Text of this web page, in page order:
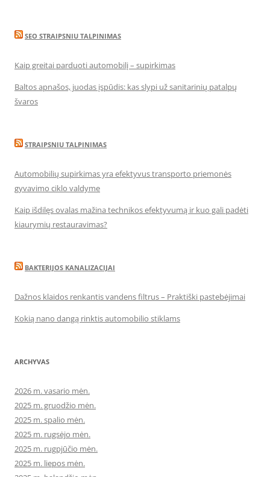
SEO STRAIPSNIU TALPINIMAS
Kaip greitai parduoti automobilį – supirkimas
Baltos apnašos, juodas įspūdis: kas slypi už sanitarinių patalpų
švaros
STRAIPSNIU TALPINIMAS
Automobilių supirkimas yra efektyvus transporto priemonės
gyvavimo ciklo valdyme
Kaip išdilęs ovalas mažina technikos efektyvumą ir kuo gali padėti
kiaurymių restauravimas?
BAKTERIJOS KANALIZACIJAI
Dažnos klaidos renkantis vandens filtrus – Praktiški pastebėjimai
Kokią nano dangą rinktis automobilio stiklams
ARCHYVAS
2026 m. vasario mėn.
2025 m. gruodžio mėn.
2025 m. spalio mėn.
2025 m. rugsėjo mėn.
2025 m. rugpjūčio mėn.
2025 m. liepos mėn.